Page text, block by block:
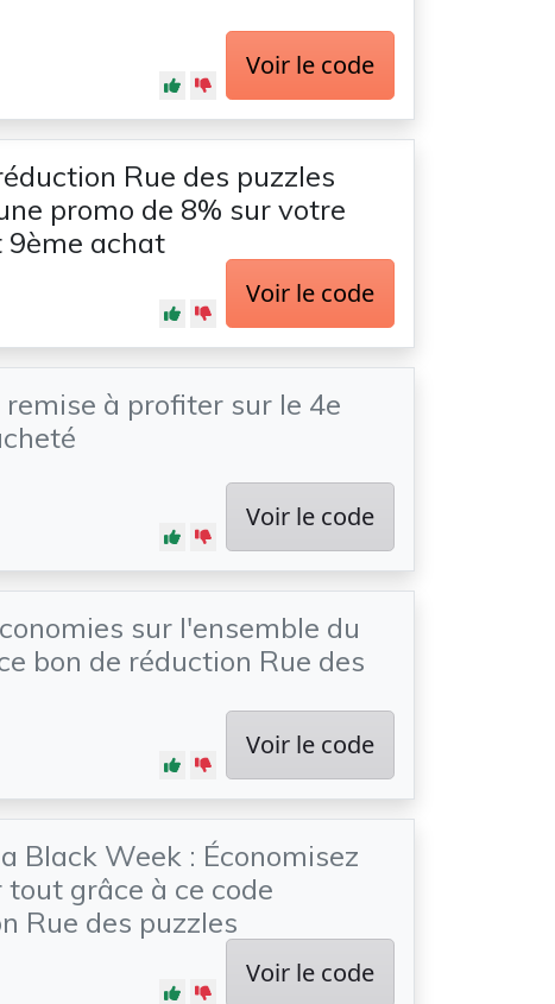
Voir le code
Rue des puzzles
promo de 8% sur votre
9ème achat
Voir le code
remise à profiter sur le 4e
Voir le code
sur l'ensemble du
bon de réduction Rue des
Voir le code
Black Week : Économisez
tout grâce à ce code
Rue des puzzles
Voir le code